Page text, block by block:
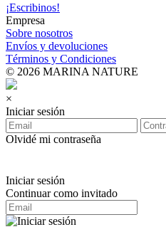
¡Escribinos!
Empresa
Sobre nosotros
Envíos y devoluciones
Términos y Condiciones
© 2026 MARINA NATURE
×
Iniciar sesión
Olvidé mi contraseña
Iniciar sesión
Continuar como invitado